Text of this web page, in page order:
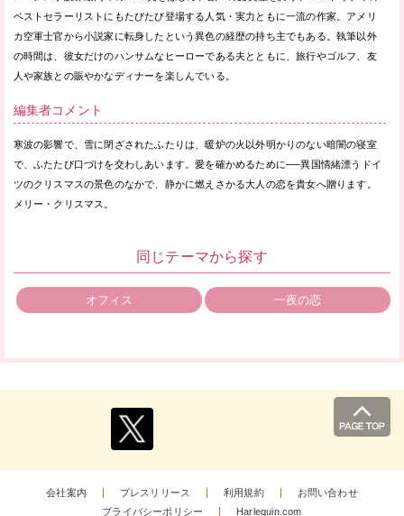
ベストセラーリストにもたびたび登場する人気・実力ともに一流の作家。アメリ
カ空軍士官から小説家に転身したという異色の経歴の持ち主でもある。執筆以外
の時間は、彼女だけのハンサムなヒーローである夫とともに、旅行やゴルフ、友
人や家族との賑やかなディナーを楽しんでいる。
編集者コメント
寒波の影響で、雪に閉ざされたふたりは、暖炉の火以外明かりのない暗闇の寝室
で、ふたたび口づけを交わしあいます。愛を確かめるために──異国情緒漂うドイ
ツのクリスマスの景色のなかで、静かに燃えさかる大人の恋を貴女へ贈ります。
メリー・クリスマス。
同じテーマから探す
オフィス 一夜の恋
会社案内 プレスリリース 利用規約
お問い合わせ
プライバシーポリシー
Harlequin.com